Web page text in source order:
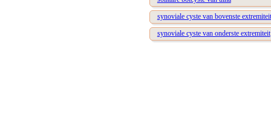
synoviale cyste van bovenste extremiteit
synoviale cyste van onderste extremiteit